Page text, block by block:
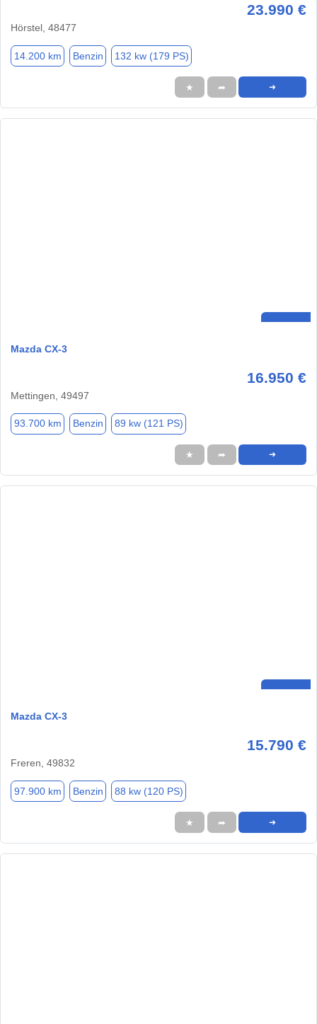
23.990 €
Hörstel, 48477
14.200 km Benzin 132 kw (179 PS)
★ ➦ ➜
Mazda CX-3
16.950 €
Mettingen, 49497
93.700 km Benzin 89 kw (121 PS)
★ ➦ ➜
Mazda CX-3
15.790 €
Freren, 49832
97.900 km Benzin 88 kw (120 PS)
★ ➦ ➜